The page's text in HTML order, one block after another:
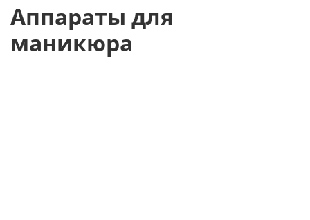
Аппараты для
маникюра